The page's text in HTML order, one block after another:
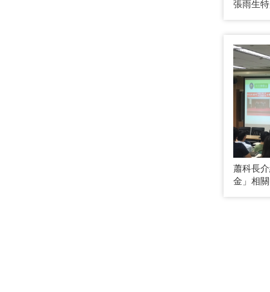
張雨生
蕭科長
金」相